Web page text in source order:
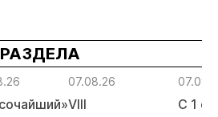
07.08.26
VIII
С 1